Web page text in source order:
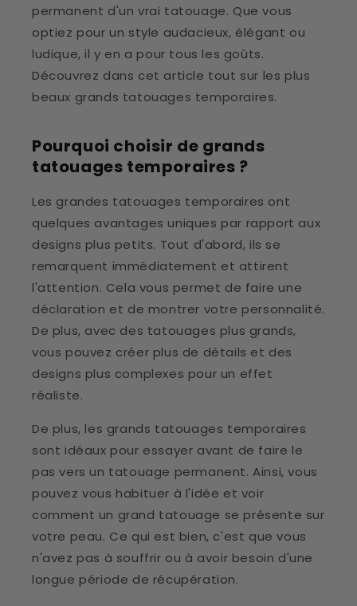
permanent d'un vrai tatouage. Que vous
optiez pour un style audacieux, élégant ou
ludique, il y en a pour tous les goûts.
Découvrez dans cet article tout sur les plus
beaux grands tatouages temporaires.
Pourquoi choisir de grands
tatouages temporaires ?
Les grandes tatouages temporaires ont
quelques avantages uniques par rapport aux
designs plus petits. Tout d'abord, ils se
remarquent immédiatement et attirent
l'attention. Cela vous permet de faire une
déclaration et de montrer votre personnalité.
De plus, avec des tatouages plus grands,
vous pouvez créer plus de détails et des
designs plus complexes pour un effet
réaliste.
De plus, les grands tatouages temporaires
sont idéaux pour essayer avant de faire le
pas vers un tatouage permanent. Ainsi, vous
pouvez vous habituer à l'idée et voir
comment un grand tatouage se présente sur
votre peau. Ce qui est bien, c'est que vous
n'avez pas à souffrir ou à avoir besoin d'une
longue période de récupération.